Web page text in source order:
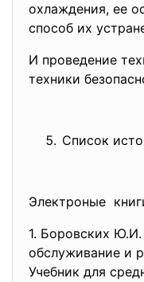
охлаждения, ее
способ их
И проведение
техники
Список
Электроные
1. Боровских Ю.И.
обслуживание и
Учебник для